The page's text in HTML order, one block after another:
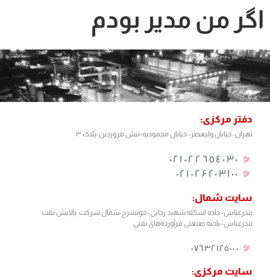
اگر من مدیر بودم
دفتر مرکزی:
تهران- خیابان ولیعصر- خیابان محمودیه-نبش فروردین-پلاک ۳
٢٢٦٥٤٠٣٠-٠٢١
۰۲۱-۲۶۲۰۳۱۰۰
سایت شمال:
بندرعباس- جاده اسکله شهید رجایی- خونسرخ-شمال شرکت پالایش نفت
بندرعباس- ناحیه صنعتی فرآورده‌های نفتی
٠٧٦٣٢١٢٥٠٠٠​
سایت مرکزی: